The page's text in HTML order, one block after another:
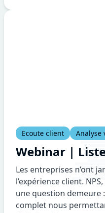
Ecoute client Analyse
Webinar |
Les entreprises n’ont
l’expérience client. NPS, CSAT, e-réputation… Mais
une question demeure
complet nous